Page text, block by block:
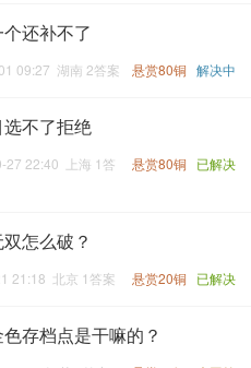
还补不了
悬赏80铜 解决中
09:27 湖南 2答案
不了拒绝
悬赏80铜 已解决
27 22:40 上海 1答
怎么破？
悬赏20铜 已解决
21:18 北京 1答案
存档点是干嘛的？